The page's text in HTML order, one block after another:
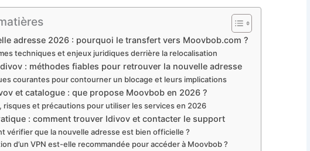
adresse 2026 : pourquoi le transfert vers Moovbob.com ?
techniques et enjeux juridiques derrière la relocalisation
: méthodes fiables pour retrouver la nouvelle adresse
courantes pour contourner un blocage et leurs implications
et catalogue : que propose Moovbob en 2026 ?
risques et précautions pour utiliser les services en 2026
: comment trouver Idivov et contacter le support
vérifier que la nouvelle adresse est bien officielle ?
d’un VPN est-elle recommandée pour accéder à Moovbob ?